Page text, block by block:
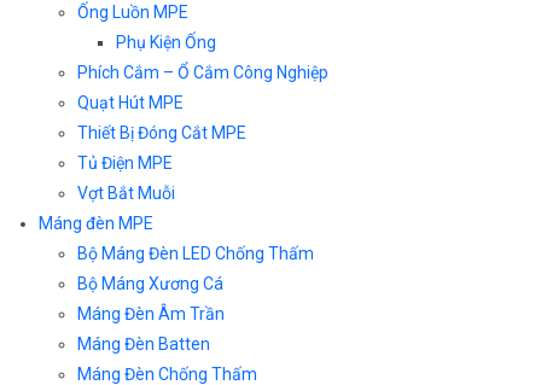
Ống Luồn MPE
Phụ Kiện Ống
Phích Cắm – Ổ Cắm Công Nghiệp
Quạt Hút MPE
Thiết Bị Đóng Cắt MPE
Tủ Điện MPE
Vợt Bắt Muỗi
Máng đèn MPE
Bộ Máng Đèn LED Chống Thấm
Bộ Máng Xương Cá
Máng Đèn Âm Trần
Máng Đèn Batten
Máng Đèn Chống Thấm